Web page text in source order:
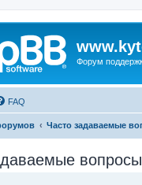
Форум
FAQ
Часто задаваемые
вопросы